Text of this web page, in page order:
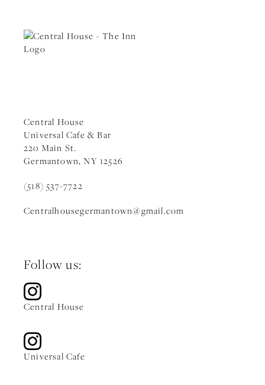
Central House
Universal Cafe & Bar
220 Main St.
Germantown, NY 12526
(518) 537-7722
Centralhousegermantown@gmail.com
Follow us:
Central House
Universal Cafe